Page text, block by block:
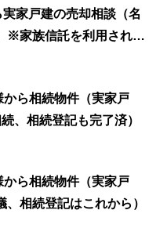
家戸建の売却相談（名
※家族信託を利用された
ら相続物件（実家戸
、相続登記も完了済）
ら相続物件（実家戸
相続登記はこれから）